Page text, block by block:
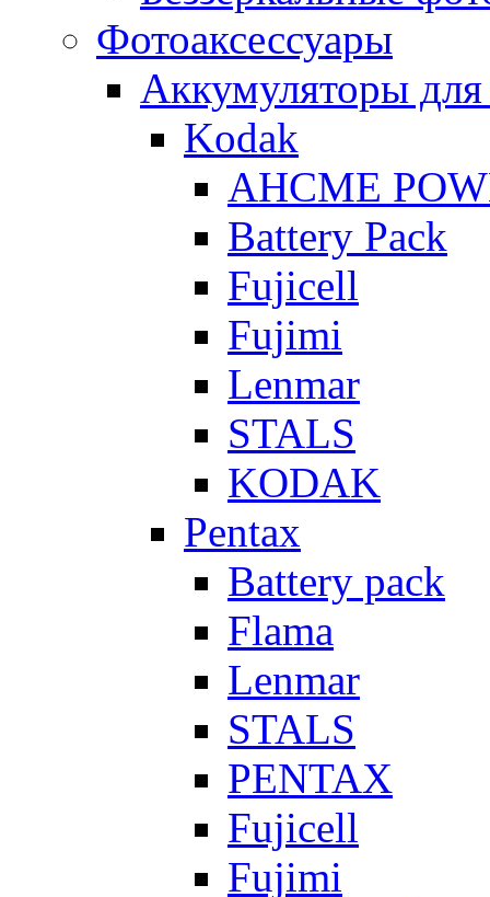
Фотоаксессуары
Аккумуляторы для
Kodak
AHCME
Battery Pack
Fujicell
Fujimi
Lenmar
STALS
KODAK
Pentax
Battery pack
Flama
Lenmar
STALS
PENTAX
Fujicell
Fujimi